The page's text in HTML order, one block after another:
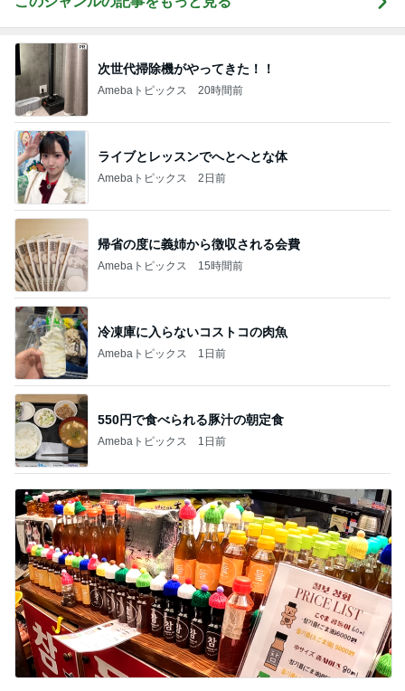
次世代掃除機がやってきた！！
Amebaトピックス 20時間前
ライブとレッスンでへとへとな体
Amebaトピックス 2日前
帰省の度に義姉から徴収される会費
Amebaトピックス 15時間前
冷凍庫に入らないコストコの肉魚
Amebaトピックス 1日前
550円で食べられる豚汁の朝定食
Amebaトピックス 1日前